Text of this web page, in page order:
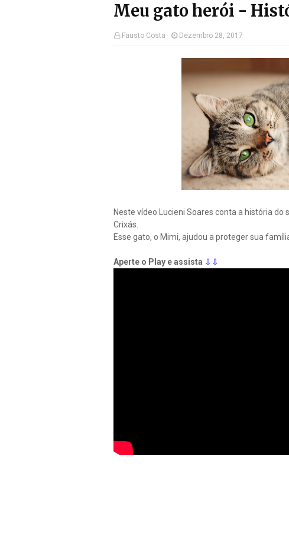
Meu gato herói -
Fausto Costa Dezembro 28, 2017
Neste vídeo Lucieni Soares conta a história
Crixás.
Esse gato, o Mimi, ajudou a proteger sua
Aperte o Play e assista ⇩⇩